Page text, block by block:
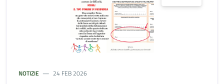
NOTIZIE 24 FEB 2026